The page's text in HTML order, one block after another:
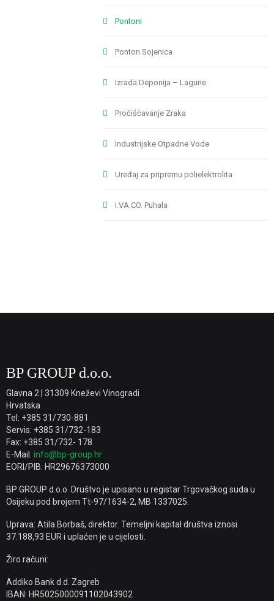
Pontoni
Ponton Sojenica
Izrada Deponija – Lagune
Pročišćavanje Zraka
Industrijske Otpadne Vode
Uređaj za pripremu polielektrolita
I.VA.CO. Puhala
BP GROUP d.o.o.
Glavna 2 | 31309 Kneževi Vinogradi
Hrvatska
Tel: +385 31/730-881
Servis: +385 31/732-183
Fax: +385 31/732- 178
E-Mail: info@bp-group.hr
EORI/PIB: HR29676373000
BP GROUP d.o.o. Društvo je upisano u registar Trgovačkog suda u
Osijeku pod brojem Tt-97/1634-2, MB 1337025.
Uprava: Atila Borbaš, direktor. Temeljni kapital društva iznosi
37.188,93 EUR i uplaćen je u cijelosti.
Žiro računi:
Addiko Bank d.d. Zagreb
IBAN: HR5025000091102043902